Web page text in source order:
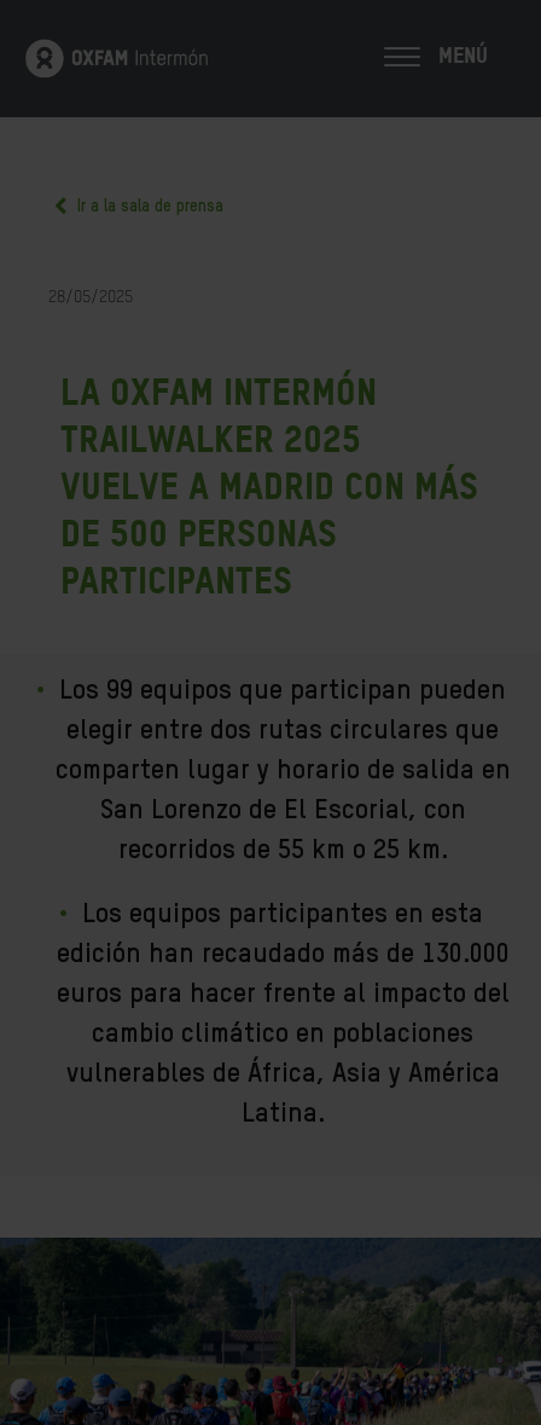
MENÚ
Ir a la sala de prensa
28/05/2025
La Oxfam Intermón
Trailwalker 2025
vuelve a Madrid con más
de 500 personas
participantes
Los 99 equipos que participan pueden
elegir entre dos rutas circulares que
comparten lugar y horario de salida en
San Lorenzo de El Escorial, con
recorridos de 55 km o 25 km.
Los equipos participantes en esta
edición han recaudado más de 130.000
euros para hacer frente al impacto del
cambio climático en poblaciones
vulnerables de África, Asia y América
Latina.